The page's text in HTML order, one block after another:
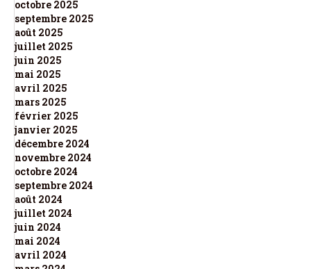
octobre 2025
septembre 2025
août 2025
juillet 2025
juin 2025
mai 2025
avril 2025
mars 2025
février 2025
janvier 2025
décembre 2024
novembre 2024
octobre 2024
septembre 2024
août 2024
juillet 2024
juin 2024
mai 2024
avril 2024